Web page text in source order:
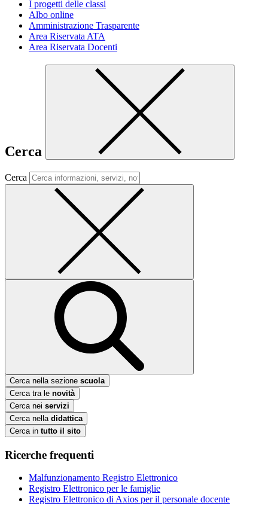
I progetti delle classi
Albo online
Amministrazione Trasparente
Area Riservata ATA
Area Riservata Docenti
Cerca
Cerca
Cerca nella sezione scuola
Cerca tra le novità
Cerca nei servizi
Cerca nella didattica
Cerca in tutto il sito
Ricerche frequenti
Malfunzionamento Registro Elettronico
Registro Elettronico per le famiglie
Registro Elettronico di Axios per il personale docente